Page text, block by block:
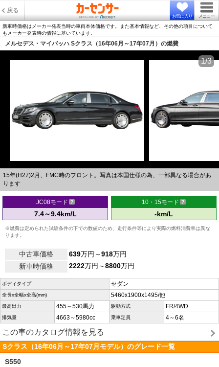
戻る
お気に入り メニュー
新車時価格はメーカー発表当時の車両本体価格です。また基本情報など、その他の項目について
もメーカー発表時の情報に基いています。
メルセデス・マイバッハ Sクラス（16年06月～17年07月）の燃費
15年(H27)2月、FMC時のフロント。写真は本国仕様の為、一部異なる場合があ
ります
1/3
JC08モード
7.4～9.4km/L
10・15モード
-km/L
※燃費は定められた試験条件の下での数値のため、走行条件等により実際の燃料消費率は異な
ります。
中古車価格 639万円～918万円
新車時価格
2222万円～8800万円
ボディタイプ セダン
全長x全幅x全高(mm) 5460x1900x1495/他
最高出力 455～530馬力 駆動方式 FR/4WD
排気量 4663～5980cc 乗車定員 4～6名
この車のカタログ情報を見る
Sクラス（16年06月～17年07月モデル）のグレード一覧
S550